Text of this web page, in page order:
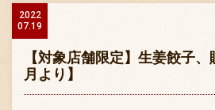
店舗案内
2022
07.19
【対象店舗限定】生姜餃子
月より】